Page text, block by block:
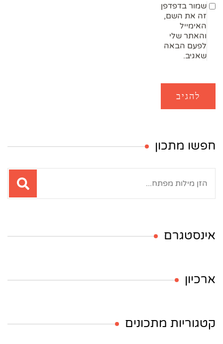
שמור בדפדפן
זה את השם,
האימייל
והאתר שלי
לפעם הבאה
שאגיב.
חפשו מתכון
אינסטגרם
ארכיון
קטגוריות מתכונים